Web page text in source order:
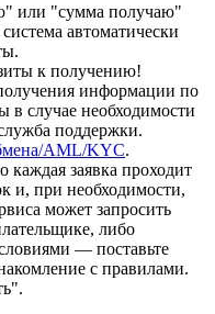
или "сумма получаю"
автоматически
к получению!
информации по
в случае необходимости
поддержки.
AML/KYC.
заявка проходит
и, при необходимости,
может запросить
либо
— поставьте
с правилами.